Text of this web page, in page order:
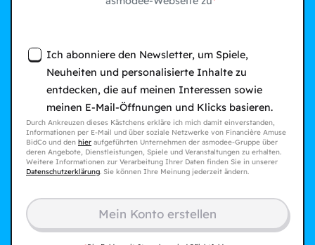
Ich abonniere den Newsletter, um Spiele,
Neuheiten und personalisierte Inhalte zu
entdecken, die auf meinen Interessen sowie
meinen E-Mail-Öffnungen und Klicks basieren.
Durch Ankreuzen dieses Kästchens erkläre ich mich damit einverstanden,
Informationen per E-Mail und über soziale Netzwerke von Financière Amuse
BidCo und den hier aufgeführten Unternehmen der asmodee-Gruppe über
deren Angebote, Dienstleistungen, Spiele und Veranstaltungen zu erhalten.
Weitere Informationen zur Verarbeitung Ihrer Daten finden Sie in unserer
Datenschutzerklärung. Sie können Ihre Meinung jederzeit ändern.
Mein Konto erstellen​